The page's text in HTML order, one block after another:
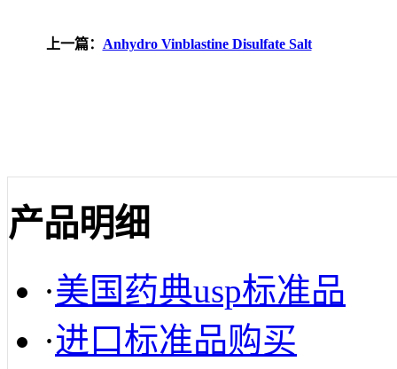
上一篇： Anhydro Vinblastine Disulfate Salt
产品明细
·美国药典usp标准品
·进口标准品购买